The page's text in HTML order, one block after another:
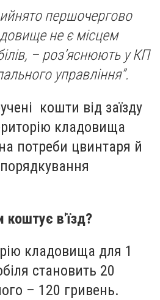
першочергово
не є місцем
– роз’яснюють у КП
управління”.
кошти від заїзду
кладовища
потреби цвинтаря й
коштує в'їзд?
кладовища для 1
становить 20
– 120 гривень.